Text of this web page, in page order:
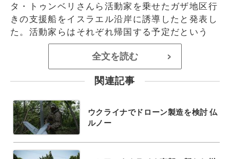
タ・トゥンベリさんら活動家を乗せたガザ地区行
きの支援船をイスラエル沿岸に誘導したと発表し
た。活動家らはそれぞれ帰国​​する予定だという
全文を読む >
関連記事
ウクライナでドローン製造を検討 仏
ルノー